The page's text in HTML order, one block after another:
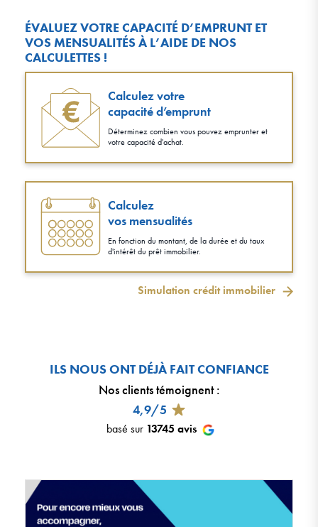
ÉVALUEZ VOTRE CAPACITÉ D’EMPRUNT ET
VOS MENSUALITÉS À L’AIDE DE NOS
CALCULETTES !
Calculez votre
capacité d’emprunt
Déterminez combien vous pouvez emprunter et
votre capacité d'achat.
Calculez
vos mensualités
En fonction du montant, de la durée et du taux
d'intérêt du prêt immobilier.
Simulation crédit immobilier
ILS NOUS ONT DÉJÀ FAIT CONFIANCE
Nos clients témoignent:
4,9/5
basé sur 13745 avis